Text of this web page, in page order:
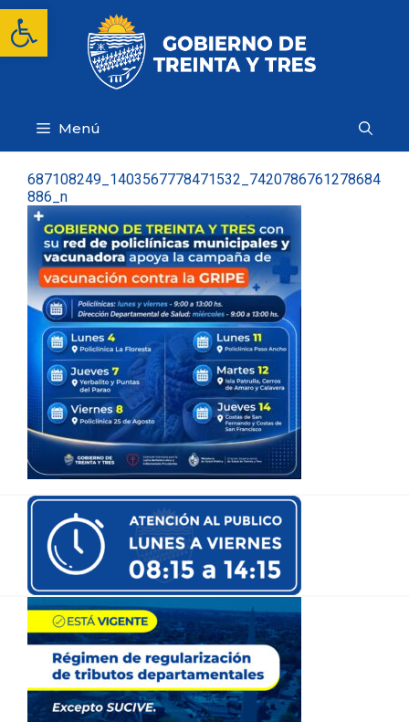
Abrir barra de herramientas
Saltar
contenido
Menú
687108249_1403567778471532_7420786761278684
886_n